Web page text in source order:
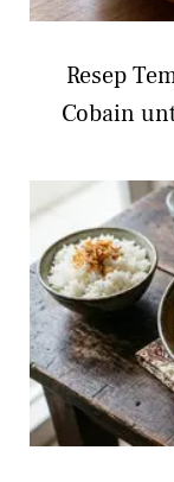
Resep
Cobain